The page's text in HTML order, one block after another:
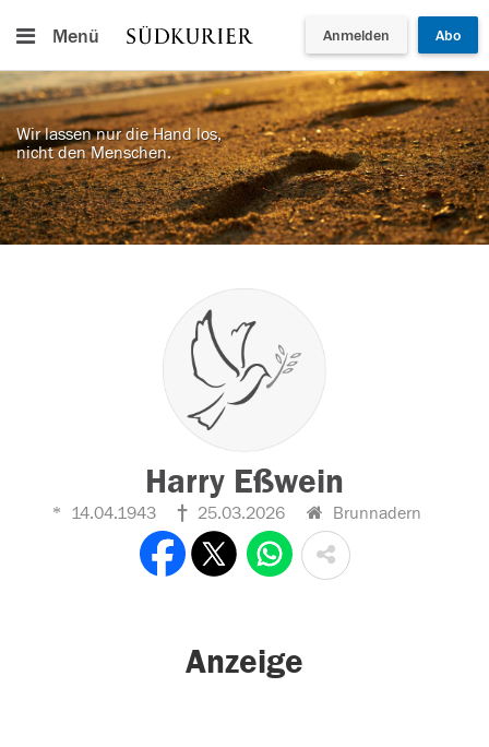
Menü Anmelden Abo
Wir lassen nur die Hand los,
nicht den Menschen.
Harry Eßwein
14.04.1943 25.03.2026 Brunnadern
Anzeige